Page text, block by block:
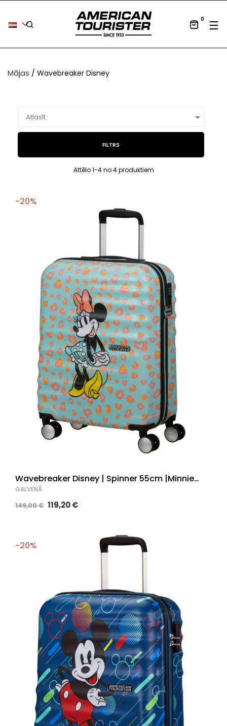
0 ☰
Mājas Wavebreaker Disney
Atlasīt 
FILTRS
Attēlo 1-4 no 4 produktiem
-20%
Wavebreaker Disney | Spinner 55cm |Minnie
Pastel Dots |
GALVENĀ
149,00 € 119,20 €
-20%